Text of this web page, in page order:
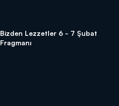
Bizden Lezzetler 6 - 7 Şubat
Fragmanı